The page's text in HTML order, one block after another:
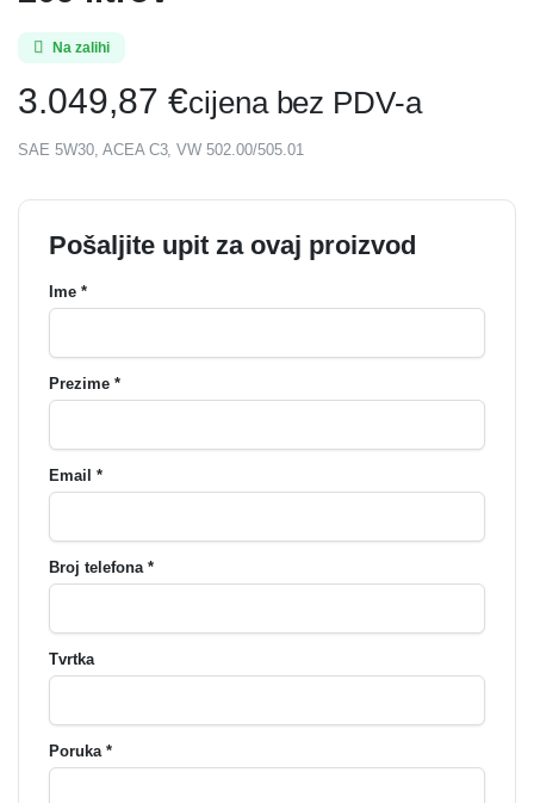
Na zalihi
3.049,87 €cijena bez PDV-a
SAE 5W30, ACEA C3, VW 502.00/505.01
Pošaljite upit za ovaj proizvod
Ime *
Prezime *
Email *
Broj telefona *
Tvrtka
Poruka *